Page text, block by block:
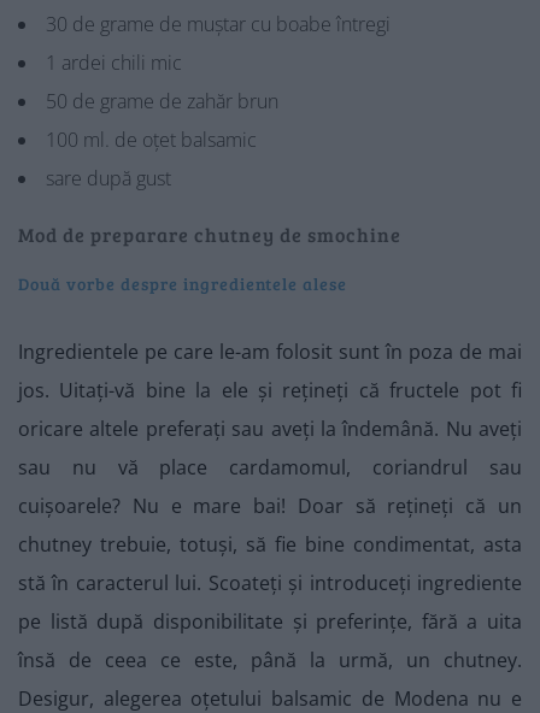
30 de grame de muștar cu boabe întregi
1 ardei chili mic
50 de grame de zahăr brun
100 ml. de oțet balsamic
sare după gust
Mod de preparare chutney de smochine
Două vorbe despre ingredientele alese
Ingredientele pe care le-am folosit sunt în poza de mai
jos. Uitați-vă bine la ele și rețineți că fructele pot fi
oricare altele preferați sau aveți la îndemână. Nu aveți
sau nu vă place cardamomul, coriandrul sau
cuișoarele? Nu e mare bai! Doar să rețineți că un
chutney trebuie, totuși, să fie bine condimentat, asta
stă în caracterul lui. Scoateți și introduceți ingrediente
pe listă după disponibilitate și preferințe, fără a uita
însă de ceea ce este, până la urmă, un chutney.
Desigur, alegerea oțetului balsamic de Modena nu e